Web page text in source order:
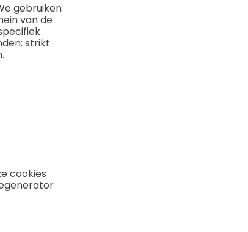
gebruiken
van de
strikt
cookies